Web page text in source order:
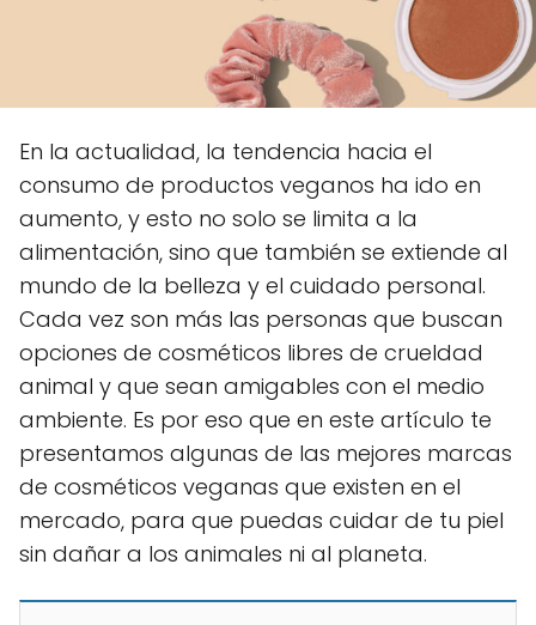
En la actualidad, la tendencia hacia el
consumo de productos veganos ha ido en
aumento, y esto no solo se limita a la
alimentación, sino que también se extiende al
mundo de la belleza y el cuidado personal.
Cada vez son más las personas que buscan
opciones de cosméticos libres de crueldad
animal y que sean amigables con el medio
ambiente. Es por eso que en este artículo te
presentamos algunas de las mejores marcas
de cosméticos veganas que existen en el
mercado, para que puedas cuidar de tu piel
sin dañar a los animales ni al planeta.